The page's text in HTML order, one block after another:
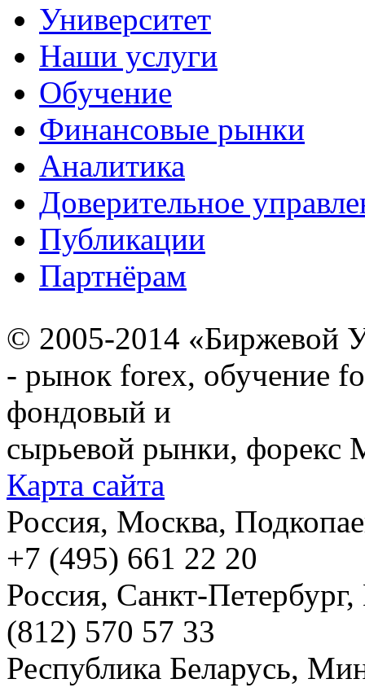
Университет
Наши услуги
Обучение
Финансовые рынки
Аналитика
Доверительное
Публикации
Партнёрам
© 2005-2014 «Биржевой
- рынок forex, обучение
фондовый и
сырьевой рынки, форекс
Карта сайта
Россия, Москва,
+7 (495) 661 22 20
Россия, Санкт-
(812) 570 57 33
Республика Беларусь,